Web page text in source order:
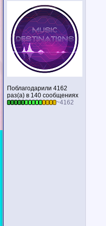
Поблагодарили 4162
раз(а) в 140 сообщениях
~4162